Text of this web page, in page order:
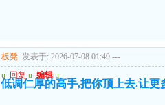
板凳 发表于: 2026-07-08 01:49 ---
u 回复 u 编辑 u
低调仁厚的高手,把你顶上去.让更